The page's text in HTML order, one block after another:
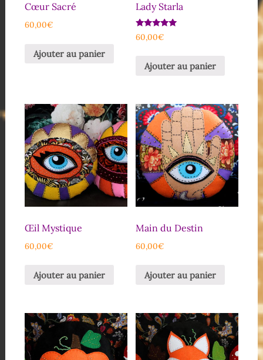
Cœur Sacré
60,00€
Ajouter au panier
Lady Starla
Note
5.00
60,00€
Ajouter au panier
Œil Mystique
60,00€
Ajouter au panier
Main du Destin
60,00€
Ajouter au panier